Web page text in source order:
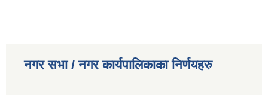
नगर सभा / नगर कार्यपालिकाका निर्णयहरु